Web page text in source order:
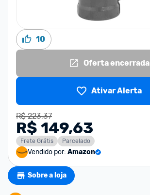
10
Oferta encerrada
Ativar Alerta
R$ 223,37
R$ 149,63
Frete Grátis Parcelado
Vendido por: Amazon
Sobre a loja